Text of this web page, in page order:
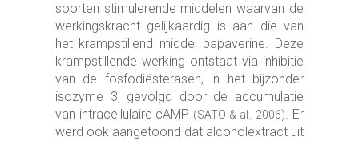
soorten stimulerende middelen waarvan de
werkingskracht gelijkaardig is aan die van
het krampstillend middel papaverine. Deze
krampstillende werking ontstaat via inhibitie
van de fosfodiësterasen, in het bijzonder
isozyme 3, gevolgd door de accumulatie
van intracellulaire cAMP (SATO & al., 2006). Er
werd ook aangetoond dat alcoholextract uit